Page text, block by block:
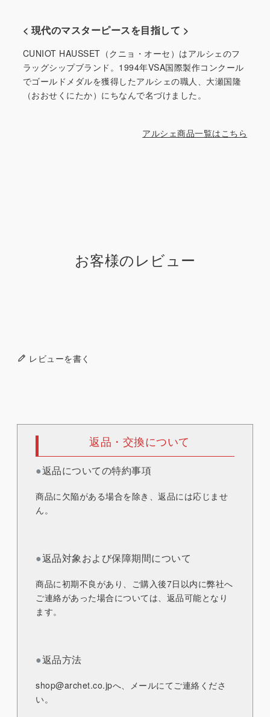
< 現代のマスターピースを目指して >
CUNIOT HAUSSET（クニョ・オーセ）はアルシェのフ
ラッグシップブランド。1994年VSA国際製作コンクール
でゴールドメダルを獲得したアルシェの職人、大瀬国隆
（おおせくにたか）にちなんで名づけました。
アルシェ商品一覧はこちら
お客様のレビュー
レビューを書く
返品・交換について
●返品についての特約事項
商品に欠陥がある場合を除き、返品には応じませ
ん。
●返品対象および保障期間について
商品に初期不良があり、ご購入後7日以内に弊社へ
ご連絡があった場合については、返品可能となり
ます。
●返品方法
shop@archet.co.jpへ、メールにてご連絡くださ
い。